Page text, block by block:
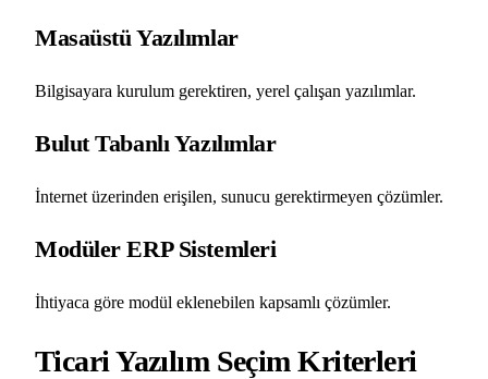
Masaüstü Yazılımlar
Bilgisayara kurulum gerektiren, yerel çalışan yazılımlar.
Bulut Tabanlı Yazılımlar
İnternet üzerinden erişilen, sunucu gerektirmeyen çözümler.
Modüler ERP Sistemleri
İhtiyaca göre modül eklenebilen kapsamlı çözümler.
Ticari Yazılım Seçim Kriterleri